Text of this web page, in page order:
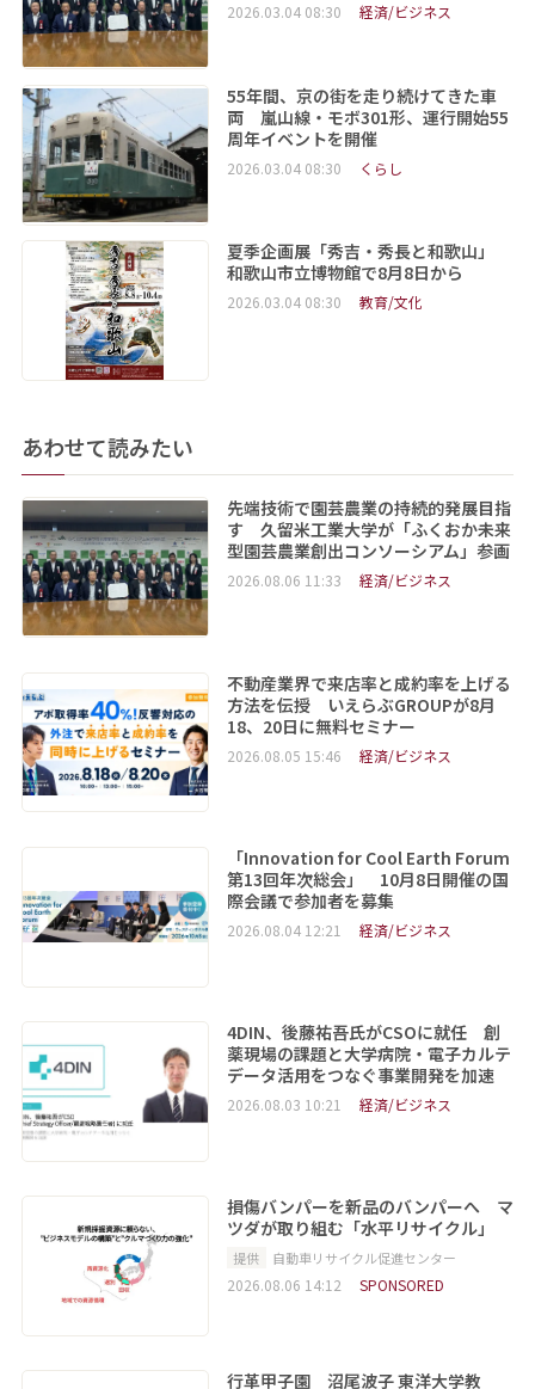
2026.03.04 08:30 経済/ビジネス
55年間、京の街を走り続けてきた車
両 嵐山線・モボ301形、運行開始55
周年イベントを開催
2026.03.04 08:30 くらし
夏季企画展「秀吉・秀長と和歌山」
和歌山市立博物館で8月8日から
2026.03.04 08:30 教育/文化
あわせて読みたい
先端技術で園芸農業の持続的発展目指
す 久留米工業大学が「ふくおか未来
型園芸農業創出コンソーシアム」参画
2026.08.06 11:33 経済/ビジネス
不動産業界で来店率と成約率を上げる
方法を伝授 いえらぶGROUPが8月
18、20日に無料セミナー
2026.08.05 15:46 経済/ビジネス
「Innovation for Cool Earth Forum
第13回年次総会」 10月8日開催の国
際会議で参加者を募集
2026.08.04 12:21 経済/ビジネス
4DIN、後藤祐吾氏がCSOに就任 創
薬現場の課題と大学病院・電子カルテ
データ活用をつなぐ事業開発を加速
2026.08.03 10:21 経済/ビジネス
損傷バンパーを新品のバンパーへ マ
ツダが取り組む「水平リサイクル」
提供 自動車リサイクル促進センター
2026.08.06 14:12 SPONSORED
行革甲子園 沼尾波子 東洋大学教